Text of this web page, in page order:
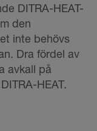
DITRA-HEAT-
den
inte behövs
Dra fördel av
avkall på
HEAT.